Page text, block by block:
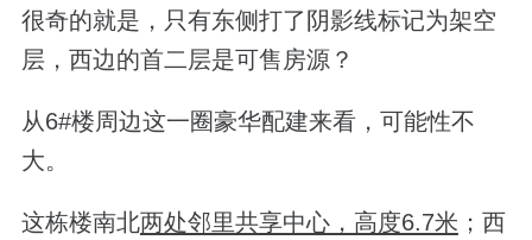
很奇的就是，只有东侧打了阴影线标记为架空
层，西边的首二层是可售房源？
从6#楼周边这一圈豪华配建来看，可能性不
大。
这栋楼南北两处邻里共享中心，高度6.7米 ；西